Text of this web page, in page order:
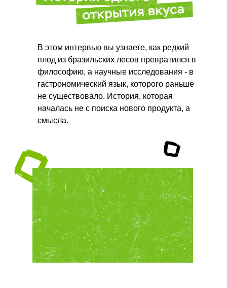
В этом интервью вы узнаете, как редкий
плод из бразильских лесов превратился в
философию, а научные исследования - в
гастрономический язык, которого раньше
не существовало. История, которая
началась не с поиска нового продукта, а
смысла.